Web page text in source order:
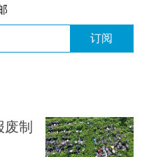
订阅
废制